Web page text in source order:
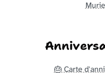
🎂 Carte